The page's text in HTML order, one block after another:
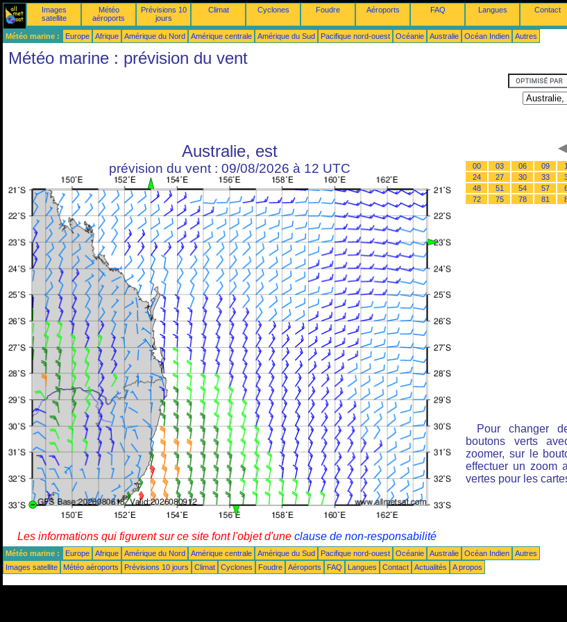
Images
satellite
Météo
aéroports
Prévisions 10
jours
Climat Cyclones Foudre Aéroports FAQ Langues Contact
Météo marine : Europe Afrique Amérique du Nord Amérique centrale Amérique du Sud Pacifique nord-ouest Océanie Australie Océan Indien Autres
Météo marine : prévision du vent
Australie, est
prévision du vent : 09/08/2026 à 12 UTC 00 03 06 09
24
27 30 33
48
51 54 57
72
75 78 81
Pour changer
boutons verts
zoomer, sur le
effectuer un zoom
vertes pour les
Les informations qui figurent sur ce site font l'objet d'une clause de non-responsabilité
Météo marine : Europe Afrique Amérique du Nord Amérique centrale Amérique du Sud Pacifique nord-ouest Océanie Australie Océan Indien
Autres
Images satellite
Météo aéroports Prévisions 10 jours Climat Cyclones Foudre Aéroports FAQ Langues Contact Actualités A propos